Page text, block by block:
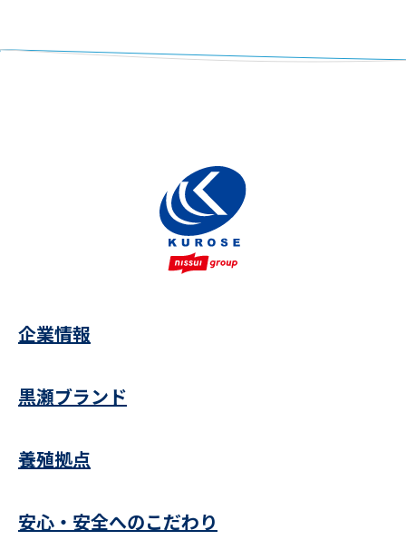
企業情報
黒瀬ブランド
養殖拠点
安心・安全へのこだわり